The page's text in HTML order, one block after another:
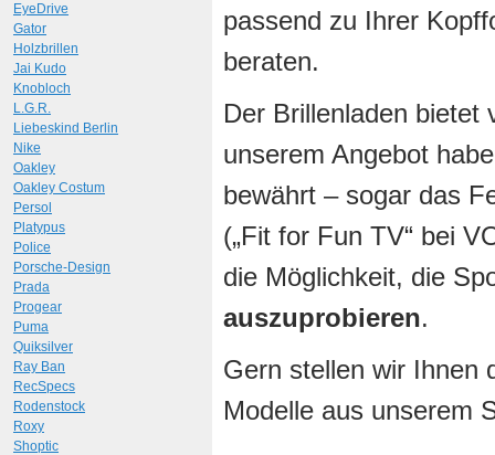
passend zu Ihrer
beraten.
Der Brillenladen bietet
unserem Angebot
bewährt – sogar das
(„Fit for Fun TV“ bei
die Möglichkeit, die
auszuprobieren.
Gern stellen wir Ihnen
Modelle aus unserem
EyeDrive
Gator
Holzbrillen
Jai Kudo
Knobloch
L.G.R.
Liebeskind Berlin
Nike
Oakley
Oakley Costum
Persol
Platypus
Police
Porsche-Design
Prada
Progear
Puma
Quiksilver
Ray Ban
RecSpecs
Rodenstock
Roxy
Shoptic